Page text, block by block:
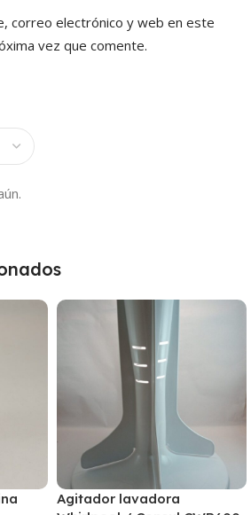
correo electrónico y web en este
vez que comente.
Agitador lavadora